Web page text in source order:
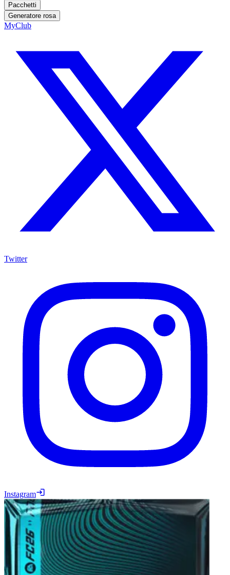
Pacchetti
Generatore rosa
MyClub
Twitter
Instagram